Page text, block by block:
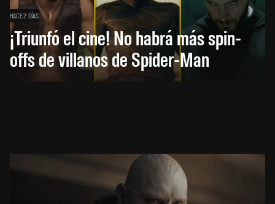
HACE 2 DÍAS
¡Triunfó el cine! No habrá más spin-
offs de villanos de Spider-Man